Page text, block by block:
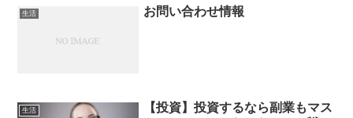
の方にあるはずです。今回は、冷蔵庫に
残った食材を無駄なく使い...
生活 お問い合わせ情報
生活
【投資】投資するなら副業もマス